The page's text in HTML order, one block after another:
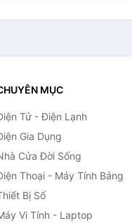
MỤC
Tử - Điện Lạnh
Gia Dụng
Cửa Đời Sống
Thoại - Máy Tính Bảng
Bị Số
Vi Tính - Laptop